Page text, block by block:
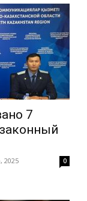
7
2025 0